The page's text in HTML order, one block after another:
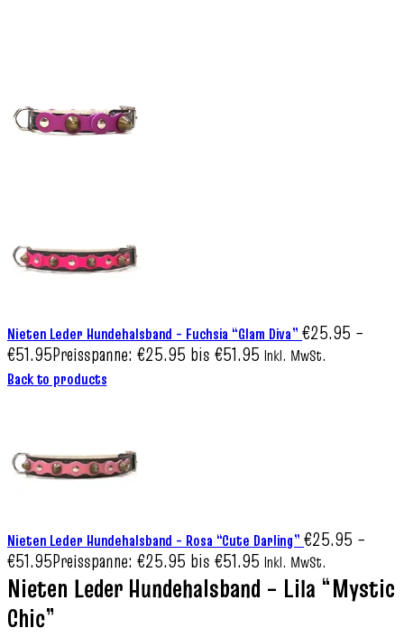
Nieten Leder Hundehalsband – Fuchsia “Glam Diva”€25.95 –
€51.95Preisspanne: €25.95 bis €51.95 Inkl. MwSt.
Back to products
Nieten Leder Hundehalsband – Rosa “Cute Darling”€25.95 –
€51.95Preisspanne: €25.95 bis €51.95 Inkl. MwSt.
Nieten Leder Hundehalsband – Lila “Mystic
Chic”